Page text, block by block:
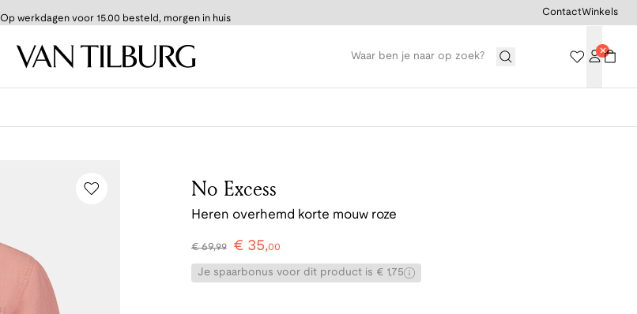
Op werkdagen voor 15.00 besteld, morgen in huis
ContactWinkels
No Excess
Heren overhemd korte mouw roze
€69,99 € 35,00
Je spaarbonus voor dit product is € 1,75